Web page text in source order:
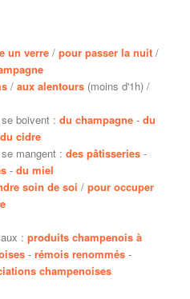
un verre /pour passer la nuit /
/aux alentours (moins d'1h) /
se boivent :du champagne -du
du cidre
se mangent :des pâtisseries -
-du miel
soin de soi /pour occuper
:produits champenois à
-rémois renommés -
champenoises